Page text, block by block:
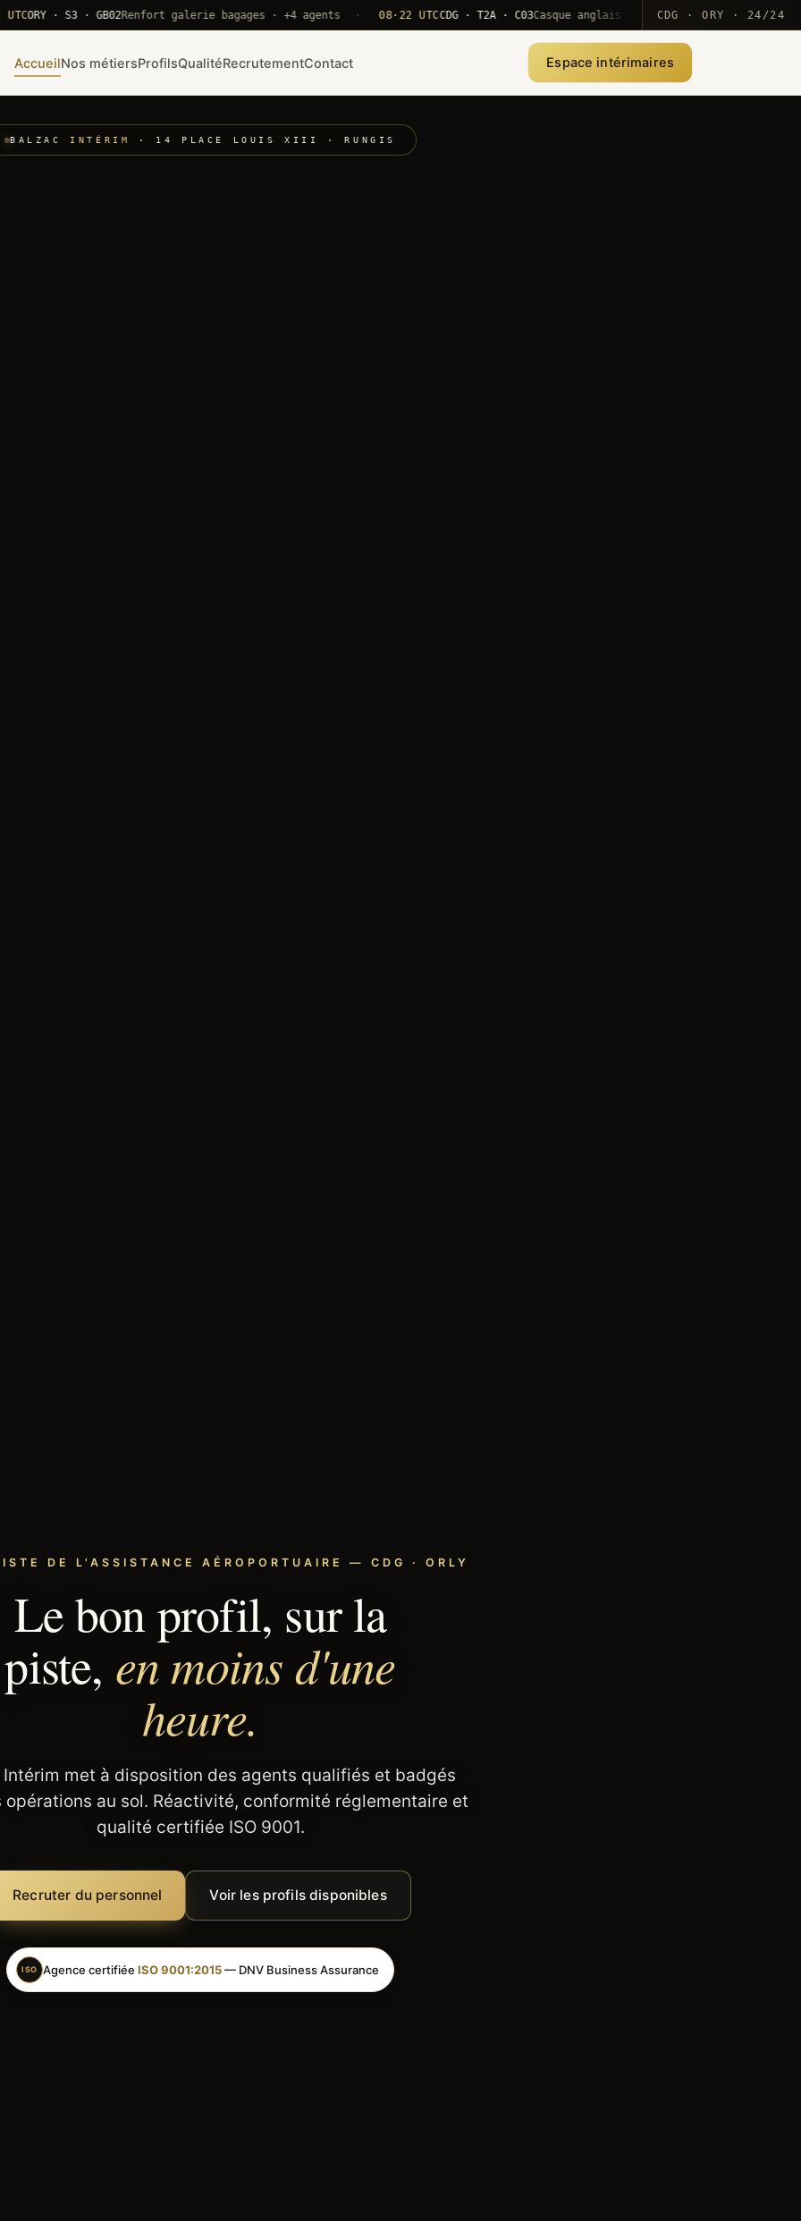
· S3 · GB02 Renfort galerie bagages · +4 agents · 08·22 UTCCDG · T2A · C03 Casque anglais positionné · rotation MEA ·
CDG · ORY · 24/24
AccueilNos métiersProfilsQualitéRecrutementContact Espace intérimaires
BALZAC INTÉRIM · 14 PLACE LOUIS XIII · RUNGIS
DE L'ASSISTANCE AÉROPORTUAIRE — CDG · ORLY
Le bon profil, sur la
piste, en moins d'une
heure.
Intérim met à disposition des agents qualifiés et badgés
opérations au sol. Réactivité, conformité réglementaire et
qualité certifiée ISO 9001.
Recruter du personnel Voir les profils disponibles
ISO Agence certifiée ISO 9001:2015— DNV Business Assurance